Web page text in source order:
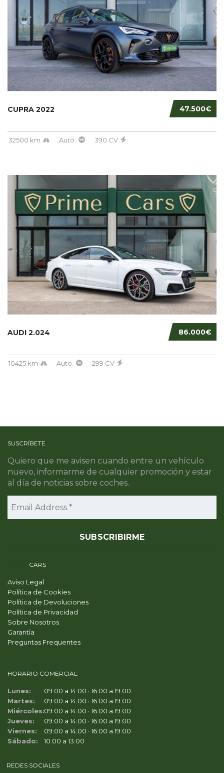
47.500€
CUPRA 2022
32500 km Auto. 390 CV
86.000€
AUDI 2.024
10425 km Auto. 299 CV
SUSCRÍBETE
Quiero que me avisen cuando entre un vehículo
nuevo, informarme de cualquier promoción y estar
al día de noticias sobre coches.
CARS
Aviso Legal
Política de Cookies
Política de Devoluciones
Política de Privacidad
Sobre Nosotros
Garantía
Preguntas Frequentes
HORARIO COMERCIAL
Lunes:
09:00 a 14:00 · 16:00 a 19:00
Martes:
09:00 a 14:00 · 16:00 a 19:00
Miércoles:09:00 a 14:00 · 16:00 a 19:00
Jueves:
09:00 a 14:00 · 16:00 a 19:00
Viernes:
09:00 a 14:00 · 16:00 a 19:00
Sábado:
10:00 a 13:00
REDES SOCIALES